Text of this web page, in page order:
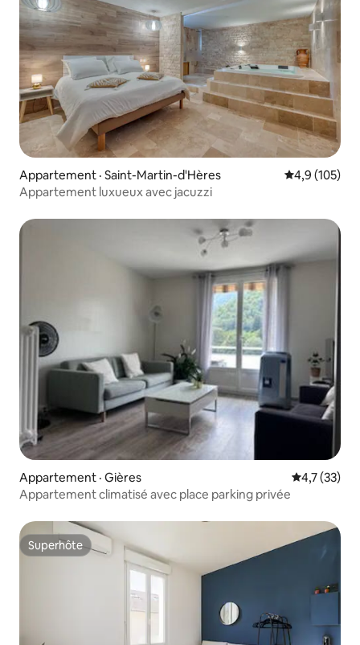
Appartement · Saint-Martin-d'Hères Note
4,9 (105)
Appartement luxueux avec jacuzzi
Appartement · Gières Note
4,7 (33)
Appartement climatisé avec place parking privée
Superhôte
Superhôte